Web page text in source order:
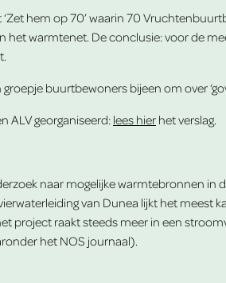
‘Zet hem op 70’ waarin 70
warmtenet. De conclusie: voor de
buurtbewoners bijeen om over
ALV georganiseerd: lees hier het verslag.
naar mogelijke warmtebronnen in
van Dunea lijkt het meest
project raakt steeds meer in een
het NOS journaal).